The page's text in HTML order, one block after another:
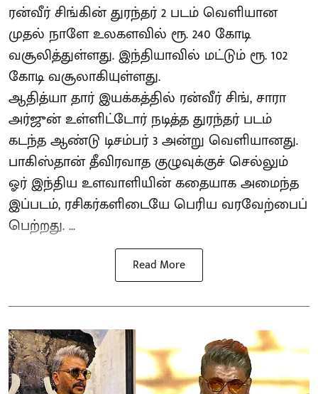
ரன்வீர் சிங்கின் துரந்தர் 2 படம் வெளியான
முதல் நாளே உலகளவில் ரூ. 240 கோடி
வசூலித்துள்ளது. இந்தியாவில் மட்டும் ரூ. 102
கோடி வசூலாகியுள்ளது.
ஆதித்யா தார் இயக்கத்தில் ரன்வீர் சிங், சாரா
அர்ஜுன் உள்ளிட்டோர் நடித்த துரந்தர் படம்
கடந்த ஆண்டு டிசம்பர் 3 அன்று வெளியானது.
பாகிஸ்தான் தீவிரவாத குழுவுக்குச் செல்லும்
ஓர் இந்திய உளவாளியின் கதையாக அமைந்த
இப்படம், ரசிகர்களிடையே பெரிய வரவேற்பைப்
பெற்றது. ...
Read More